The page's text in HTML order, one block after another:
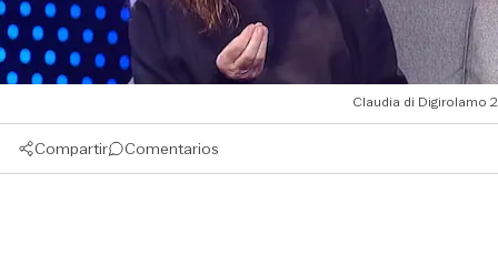
Claudia di Digirolamo 2
Compartir Comentarios